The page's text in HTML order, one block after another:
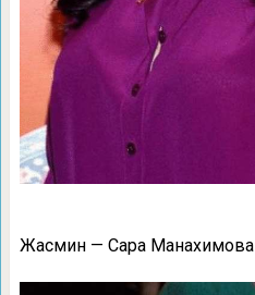
Жасмин — Сара Манахимова